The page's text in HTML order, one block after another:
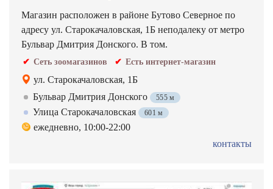
Магазин расположен в районе Бутово Северное по
адресу ул. Старокачаловская, 1Б неподалеку от метро
Бульвар Дмитрия Донского. В том.
Сеть зоомагазинов Есть интернет-магазин
ул. Старокачаловская, 1Б
Бульвар Дмитрия Донского
555 м
Улица Старокачаловская 601 м
ежедневно, 10:00-22:00
контакты